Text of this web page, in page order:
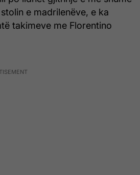
e madrilenëve, e ka
takimeve me Florentino